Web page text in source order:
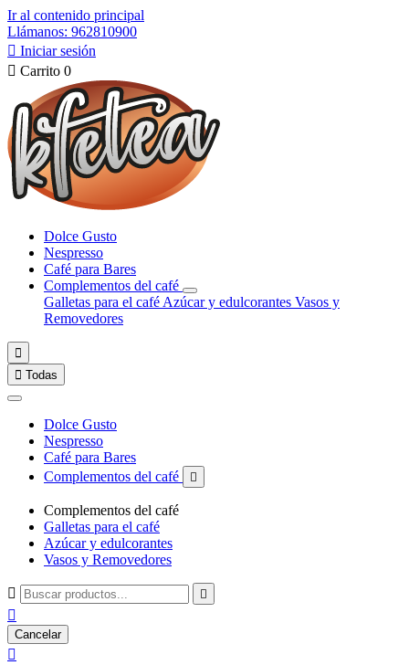
Ir al contenido principal
Llámanos: 962810900
 Iniciar sesión
 Carrito 0
Dolce Gusto
Nespresso
Café para Bares
Complementos del café
Galletas para el café Azúcar y edulcorantes Vasos y
Removedores

 Todas
Dolce Gusto
Nespresso
Café para Bares
Complementos del café

Complementos del café
Galletas para el café
Azúcar y edulcorantes
Vasos y Removedores
 

Cancelar
